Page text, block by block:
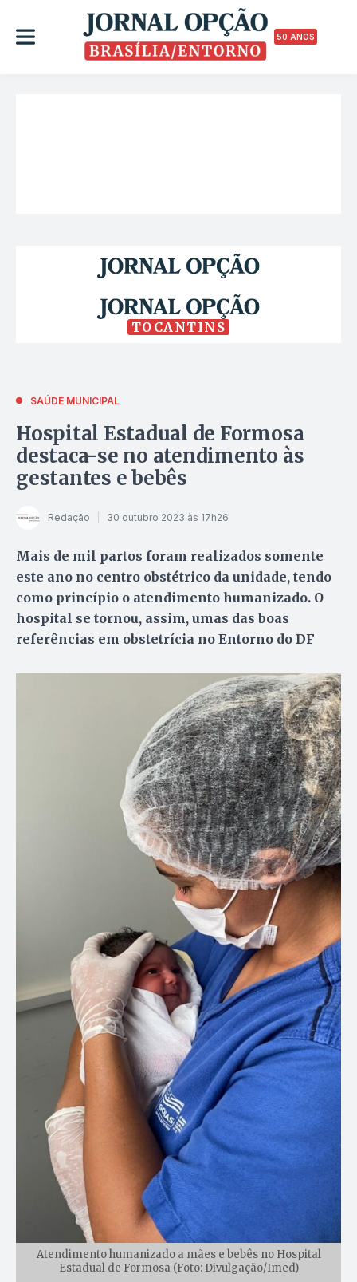
50 ANOS
TOCANTINS
SAÚDE MUNICIPAL
Hospital Estadual de Formosa
destaca-se no atendimento às
gestantes e bebês
Redação 30 outubro 2023 às 17h26
Mais de mil partos foram realizados somente
este ano no centro obstétrico da unidade, tendo
como princípio o atendimento humanizado. O
hospital se tornou, assim, umas das boas
referências em obstetrícia no Entorno do DF
Atendimento humanizado a mães e bebês no Hospital
Estadual de Formosa (Foto: Divulgação/Imed)